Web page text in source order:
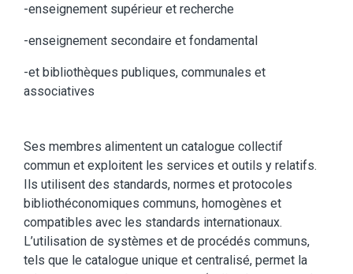
-enseignement supérieur et recherche
-enseignement secondaire et fondamental
-et bibliothèques publiques, communales et
associatives
Ses membres alimentent un catalogue collectif
commun et exploitent les services et outils y relatifs.
Ils utilisent des standards, normes et protocoles
bibliothéconomiques communs, homogènes et
compatibles avec les standards internationaux.
L’utilisation de systèmes et de procédés communs,
tels que le catalogue unique et centralisé, permet la